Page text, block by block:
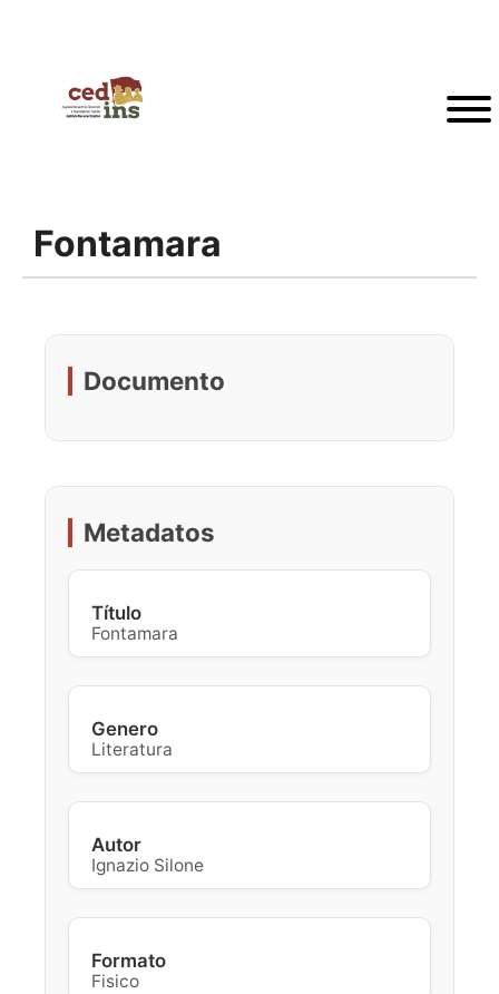
Fontamara
Documento
Metadatos
Título
Fontamara
Genero
Literatura
Autor
Ignazio Silone
Formato
Fisico